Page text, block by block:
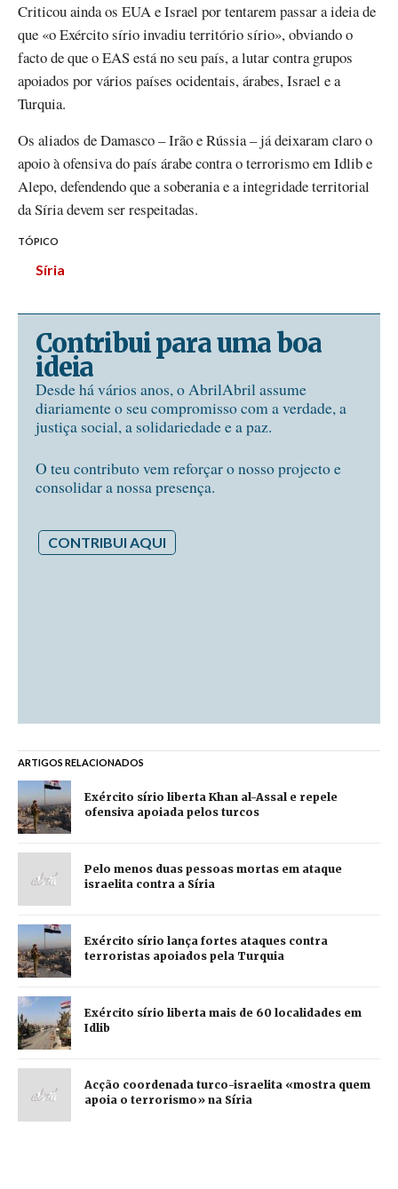
Criticou ainda os EUA e Israel por tentarem passar a ideia de
que «o Exército sírio invadiu território sírio», obviando o
facto de que o EAS está no seu país, a lutar contra grupos
apoiados por vários países ocidentais, árabes, Israel e a
Turquia.
Os aliados de Damasco – Irão e Rússia – já deixaram claro o
apoio à ofensiva do país árabe contra o terrorismo em Idlib e
Alepo, defendendo que a soberania e a integridade territorial
da Síria devem ser respeitadas.
TÓPICO
Síria
Contribui para uma boa
ideia
Desde há vários anos, o AbrilAbril assume
diariamente o seu compromisso com a verdade, a
justiça social, a solidariedade e a paz.
O teu contributo vem reforçar o nosso projecto e
consolidar a nossa presença.
CONTRIBUI AQUI
ARTIGOS RELACIONADOS
Exército sírio liberta Khan al-Assal e repele
ofensiva apoiada pelos turcos
Pelo menos duas pessoas mortas em ataque
israelita contra a Síria
Exército sírio lança fortes ataques contra
terroristas apoiados pela Turquia
Exército sírio liberta mais de 60 localidades em
Idlib
Acção coordenada turco-israelita «mostra quem
apoia o terrorismo» na Síria